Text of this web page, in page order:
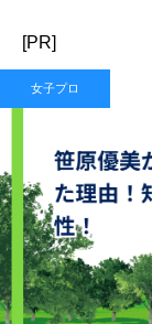
[PR]
女子プロ